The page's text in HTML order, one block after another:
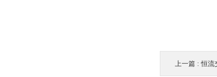
上一篇 :恒流